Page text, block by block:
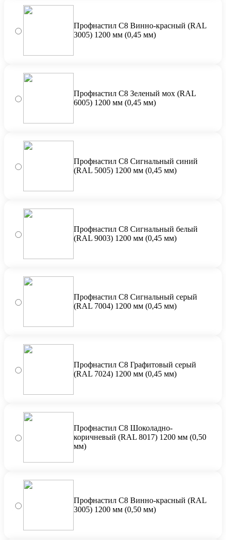
Профнастил С8 Винно-красный (RAL
3005) 1200 мм (0,45 мм)
Профнастил С8 Зеленый мох (RAL
6005) 1200 мм (0,45 мм)
Профнастил С8 Сигнальный синий
(RAL 5005) 1200 мм (0,45 мм)
Профнастил С8 Сигнальный белый
(RAL 9003) 1200 мм (0,45 мм)
Профнастил С8 Сигнальный серый
(RAL 7004) 1200 мм (0,45 мм)
Профнастил С8 Графитовый серый
(RAL 7024) 1200 мм (0,45 мм)
Профнастил С8 Шоколадно-
коричневый (RAL 8017) 1200 мм (0,50
мм)
Профнастил С8 Винно-красный (RAL
3005) 1200 мм (0,50 мм)